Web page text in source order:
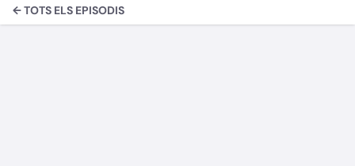
← TOTS ELS EPISODIS